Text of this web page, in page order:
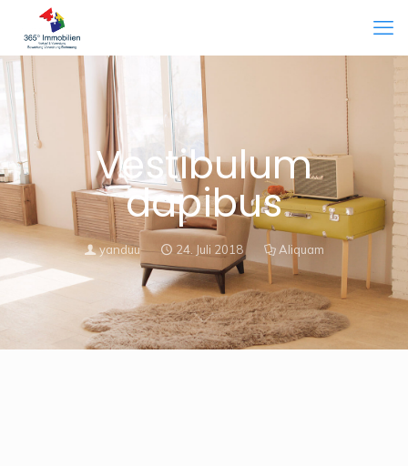
Vestibulum
dapibus
yanduu 24. Juli 2018 Aliquam